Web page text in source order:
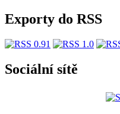
Exporty do RSS
Sociální sítě